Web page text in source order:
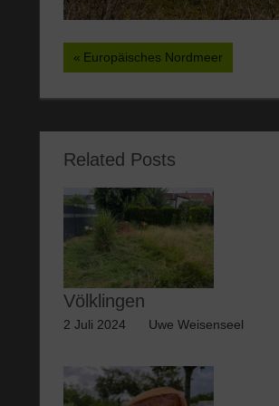
Beitragsnavigation
Vorheriger
Europäisches Nordmeer
Related Posts
Völklingen
2 Juli 2024 Uwe Weisenseel